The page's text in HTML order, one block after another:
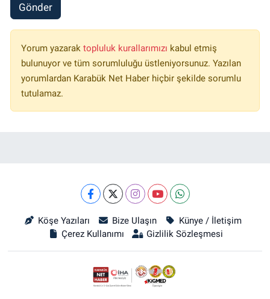
Gönder
Yorum yazarak topluluk kurallarımızı kabul etmiş
bulunuyor ve tüm sorumluluğu üstleniyorsunuz. Yazılan
yorumlardan Karabük Net Haber hiçbir şekilde sorumlu
tutulamaz.
Köşe Yazıları Bize Ulaşın
Künye / İletişim
Çerez Kullanımı
Gizlilik Sözleşmesi